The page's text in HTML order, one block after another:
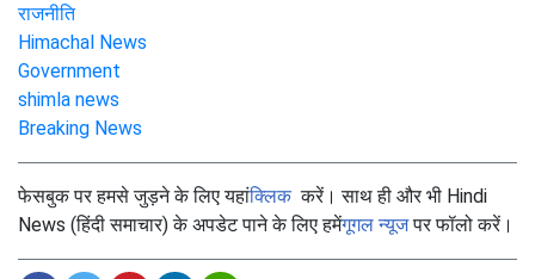
राजनीति
Himachal News
Government
shimla news
Breaking News
फेसबुक पर हमसे जुड़ने के लिए यहांक्लिककरें। साथ ही और भी Hindi
News (हिंदी समाचार) के अपडेट पाने के लिए हमेंगूगल न्यूजपर फॉलो करें।